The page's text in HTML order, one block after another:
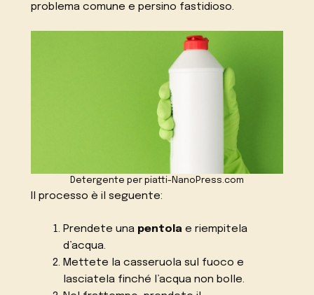
problema comune e persino fastidioso.
Detergente per piatti-NanoPress.com
Il processo è il seguente:
Prendete una pentolae riempitela
d’acqua.
Mettete la casseruola sul fuoco e
lasciatela finché l’acqua non bolle.